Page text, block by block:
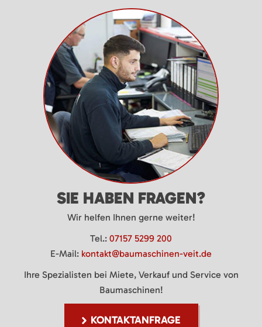
SIE HABEN FRAGEN?
Wir helfen Ihnen gerne weiter!
Tel.: 07157 5299 200
E-Mail: kontakt@baumaschinen-veit.de
Ihre Spezialisten bei Miete, Verkauf und Service von
Baumaschinen!
KONTAKTANFRAGE